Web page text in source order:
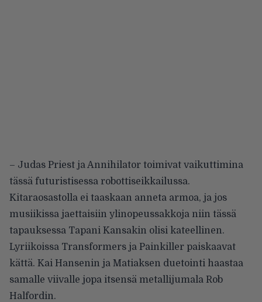
– Judas Priest ja Annihilator toimivat vaikuttimina
tässä futuristisessa robottiseikkailussa.
Kitaraosastolla ei taaskaan anneta armoa, ja jos
musiikissa jaettaisiin ylinopeussakkoja niin tässä
tapauksessa Tapani Kansakin olisi kateellinen.
Lyriikoissa Transformers ja Painkiller paiskaavat
kättä. Kai Hansenin ja Matiaksen duetointi haastaa
samalle viivalle jopa itsensä metallijumala Rob
Halfordin.